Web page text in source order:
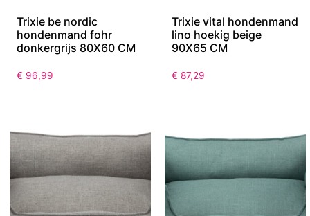
Trixie be nordic
hondenmand fohr
donkergrijs 80X60 CM
€ 96,99
Trixie vital hondenmand
lino hoekig beige
90X65 CM
€ 87,29